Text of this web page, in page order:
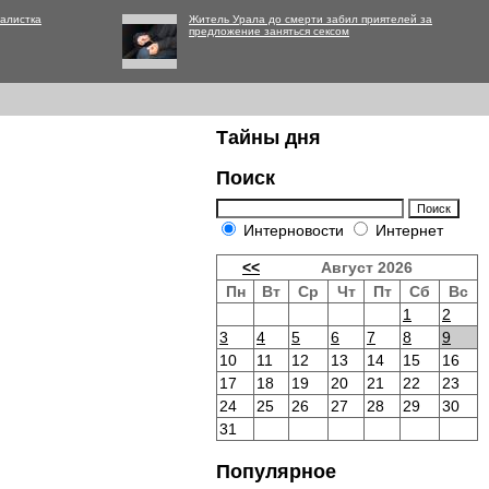
Житель Урала до смерти забил приятелей за
предложение заняться сексом
Тайны дня
Поиск
Интерновости Интернет
<<
Август 2026
Пн
Вт Ср Чт Пт Сб
Вс
1
2
3
4 5 6 7 8
9
10
11 12 13 14 15
16
17
18 19 20 21 22
23
24
25 26 27 28 29
30
31
Популярное